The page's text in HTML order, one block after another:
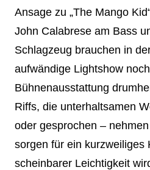
Ansage zu „The Mango
John Calabrese am Bass
Schlagzeug brauchen in
aufwändige Lightshow
Bühnenausstattung
Riffs, die unterhaltsamen
oder gesprochen –
sorgen für ein kurzweiliges
scheinbarer Leichtigkeit